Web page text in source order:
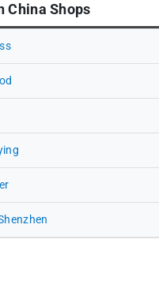
China Shops